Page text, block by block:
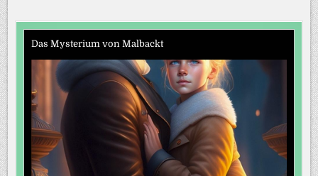
Das Mysterium von Malbackt